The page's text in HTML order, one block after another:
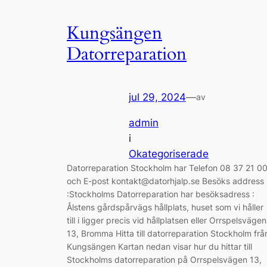
Kungsängen
Datorreparation
jul 29, 2024—av
admin
i
Okategoriserade
Datorreparation Stockholm har Telefon 08 37 21 00
och E-post kontakt@datorhjalp.se Besöks address
:Stockholms Datorreparation har besöksadress :
Ålstens gårdspårvägs hållplats, huset som vi håller
till i ligger precis vid hållplatsen eller Orrspelsvägen
13, Bromma Hitta till datorreparation Stockholm
Kungsängen Kartan nedan visar hur du hittar till
Stockholms datorreparation på Orrspelsvägen 13,